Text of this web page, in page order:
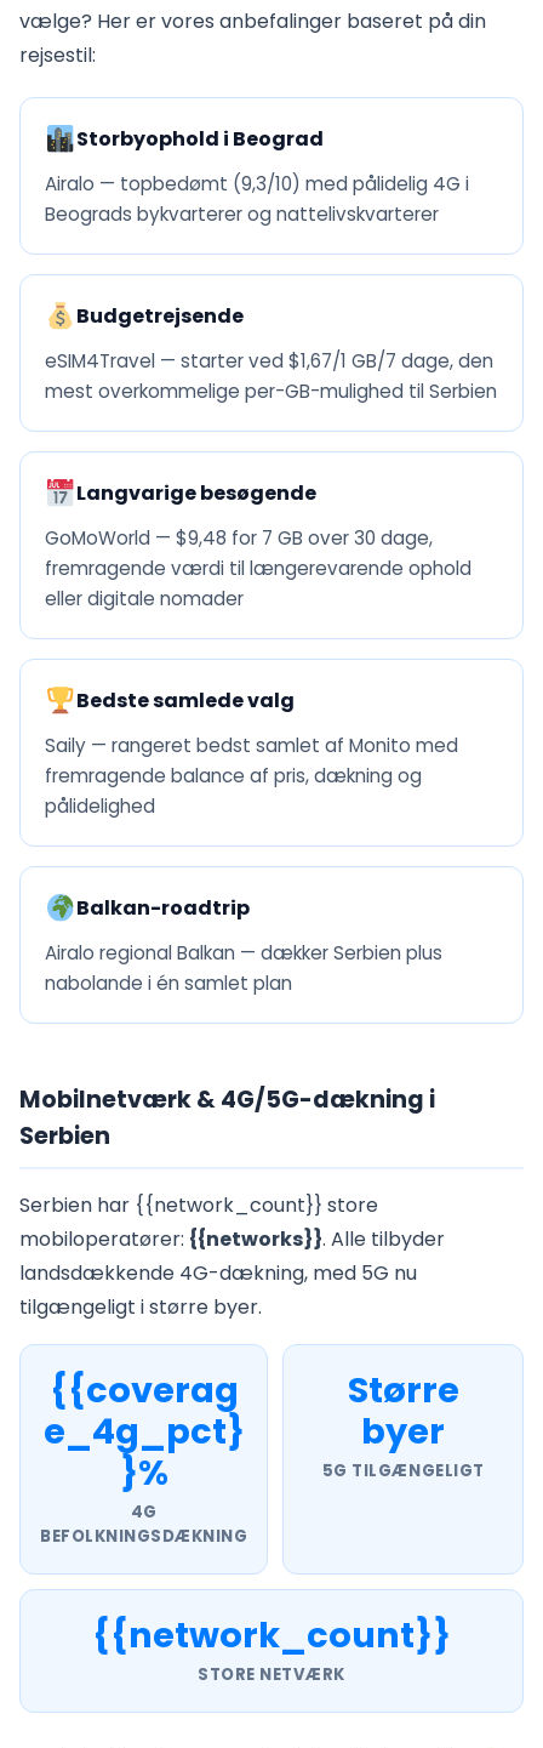
vælge? Her er vores anbefalinger baseret på din
rejsestil:
Storbyophold i Beograd
Airalo — topbedømt (9,3/10) med pålidelig 4G i
Beograds bykvarterer og nattelivskvarterer
Budgetrejsende
eSIM4Travel — starter ved $1,67/1 GB/7 dage, den
mest overkommelige per-GB-mulighed til Serbien
Langvarige besøgende
GoMoWorld — $9,48 for 7 GB over 30 dage,
fremragende værdi til længerevarende ophold
eller digitale nomader
Bedste samlede valg
Saily — rangeret bedst samlet af Monito med
fremragende balance af pris, dækning og
pålidelighed
Balkan-roadtrip
Airalo regional Balkan — dækker Serbien plus
nabolande i én samlet plan
Mobilnetværk & 4G/5G-dækning i
Serbien
Serbien har {{network_count}} store
mobiloperatører: {{networks}}. Alle tilbyder
landsdækkende 4G-dækning, med 5G nu
tilgængeligt i større byer.
{{coverag
e_4g_pct}
}%
4G
BEFOLKNINGSDÆKNING
Større
byer
5G TILGÆNGELIGT
{{network_count}}
STORE NETVÆRK